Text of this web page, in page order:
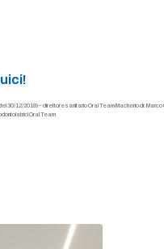
12/2018) – direttore sanitario Oral Team Macherio dr.
Oral Team